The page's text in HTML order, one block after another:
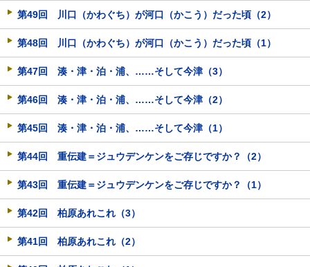
第49回 川口（かわぐち）が河口（かこう）だった頃（2）
第48回 川口（かわぐち）が河口（かこう）だった頃（1）
第47回 湊・津・泊・浦、……そして今津（3）
第46回 湊・津・泊・浦、……そして今津（2）
第45回 湊・津・泊・浦、……そして今津（1）
第44回 重伝建＝ジュウデンケンをご存じですか？（2）
第43回 重伝建＝ジュウデンケンをご存じですか？（1）
第42回 柏原あれこれ（3）
第41回 柏原あれこれ（2）